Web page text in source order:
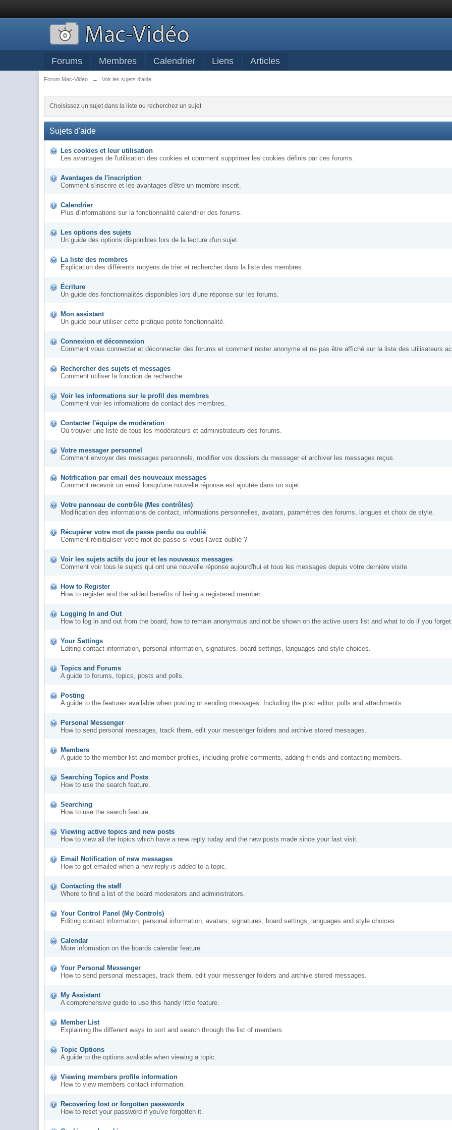
Forums Membres Calendrier Liens Articles
Forum Mac-Vidéo → Voir les sujets d'aide
Choisissez un sujet dans la liste ou recherchez un sujet
Sujets d'aide
Les cookies et leur utilisation
Les avantages de l'utilisation des cookies et comment supprimer les cookies définis par ces forums.
Avantages de l'inscription
Comment s'inscrire et les avantages d'être un membre inscrit.
Calendrier
Plus d'informations sur la fonctionnalité calendrier des forums.
Les options des sujets
Un guide des options disponibles lors de la lecture d'un sujet.
La liste des membres
Explication des différents moyens de trier et rechercher dans la liste des membres.
Écriture
Un guide des fonctionnalités disponibles lors d'une réponse sur les forums.
Mon assistant
Un guide pour utiliser cette pratique petite fonctionnalité.
Connexion et déconnexion
Comment vous connecter et déconnecter des forums et comment rester anonyme et ne pas être affiché sur la liste des utilisateurs
Rechercher des sujets et messages
Comment utiliser la fonction de recherche.
Voir les informations sur le profil des membres
Comment voir les informations de contact des membres.
Contacter l'équipe de modération
Où trouver une liste de tous les modérateurs et administrateurs des forums.
Votre messager personnel
Comment envoyer des messages personnels, modifier vos dossiers du messager et archiver les messages reçus.
Notification par email des nouveaux messages
Comment recevoir un email lorsqu'une nouvelle réponse est ajoutée dans un sujet.
Votre panneau de contrôle (Mes contrôles)
Modification des informations de contact, informations personnelles, avatars, paramètres des forums, langues et choix de style.
Récupérer votre mot de passe perdu ou oublié
Comment réinitialiser votre mot de passe si vous l'avez oublié ?
Voir les sujets actifs du jour et les nouveaux messages
Comment voir tous le sujets qui ont une nouvelle réponse aujourd'hui et tous les messages depuis votre dernière visite
How to Register
How to register and the added benefits of being a registered member.
Logging In and Out
How to log in and out from the board, how to remain anonymous and not be shown on the active users list and what to do if you
Your Settings
Editing contact information, personal information, signatures, board settings, languages and style choices.
Topics and Forums
A guide to forums, topics, posts and polls.
Posting
A guide to the features available when posting or sending messages. Including the post editor, polls and attachments.
Personal Messenger
How to send personal messages, track them, edit your messenger folders and archive stored messages.
Members
A guide to the member list and member profiles, including profile comments, adding friends and contacting members.
Searching Topics and Posts
How to use the search feature.
Searching
How to use the search feature.
Viewing active topics and new posts
How to view all the topics which have a new reply today and the new posts made since your last visit.
Email Notification of new messages
How to get emailed when a new reply is added to a topic.
Contacting the staff
Where to find a list of the board moderators and administrators.
Your Control Panel (My Controls)
Editing contact information, personal information, avatars, signatures, board settings, languages and style choices.
Calendar
More information on the boards calendar feature.
Your Personal Messenger
How to send personal messages, track them, edit your messenger folders and archive stored messages.
My Assistant
A comprehensive guide to use this handy little feature.
Member List
Explaining the different ways to sort and search through the list of members.
Topic Options
A guide to the options avaliable when viewing a topic.
Viewing members profile information
How to view members contact information.
Recovering lost or forgotten passwords
How to reset your password if you've forgotten it.